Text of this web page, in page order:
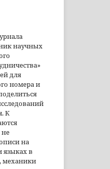
научных
для
номера и
К
не
на
языках в
механики